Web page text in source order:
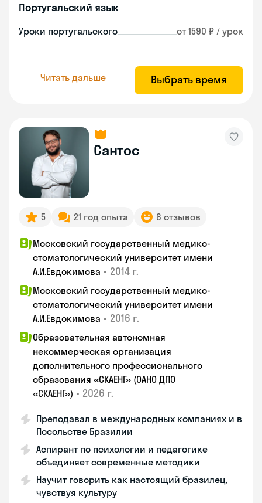
Португальский язык
Уроки португальского от 1590 ₽ / урок
Читать дальше Выбрать время
Сантос
5 21 год опыта 6 отзывов
Московский государственный медико-
стоматологический университет имени
А.И.Евдокимова • 2014 г.
Московский государственный медико-
стоматологический университет имени
А.И.Евдокимова • 2016 г.
Образовательная автономная
некоммерческая организация
дополнительного профессионального
образования «СКАЕНГ» (ОАНО ДПО
«СКАЕНГ») • 2026 г.
Преподавал в международных компаниях и в
Посольстве Бразилии
Аспирант по психологии и педагогике
объединяет современные методики
Научит говорить как настоящий бразилец,
чувствуя культуру